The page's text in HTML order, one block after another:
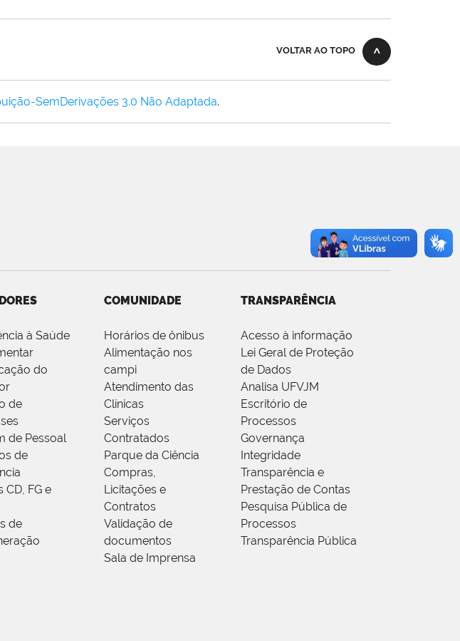
VOLTAR AO TOPO
SemDerivações 3.0 Não Adaptada.
à Saúde
do
de
de Pessoal
de
CD, FG e
de
COMUNIDADE
Horários de ônibus
Alimentação nos
campi
Atendimento das
Clínicas
Serviços
Contratados
Parque da Ciência
Compras,
Licitações e
Contratos
Validação de
documentos
Sala de Imprensa
TRANSPARÊNCIA
Acesso à informação
Lei Geral de Proteção
de Dados
Analisa UFVJM
Escritório de
Processos
Governança
Integridade
Transparência e
Prestação de Contas
Pesquisa Pública de
Processos
Transparência Pública